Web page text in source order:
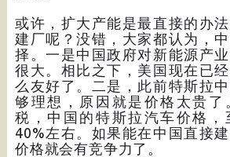
或许，扩大产能是最直接的办
建厂呢？没错，大家都认为，
择。一是中国政府对新能源产
很大。相比之下，美国现在已
么友好了。二是，此前特斯拉
够理想，原因就是价格太贵了
税，中国的特斯拉汽车价格，
40%左右。如果能在中国直接
价格就会有竞争力了。